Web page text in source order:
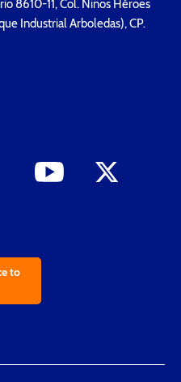
8610-11, Col. Niños Héroes
Industrial Arboledas), CP.
to